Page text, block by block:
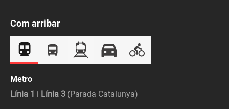
Com arribar
Metro
Línia 1 i Línia 3 (Parada Catalunya)